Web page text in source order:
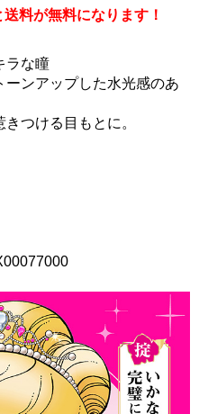
料が無料になります！
ラな瞳
ンアップした水光感のあ
つける目もとに。